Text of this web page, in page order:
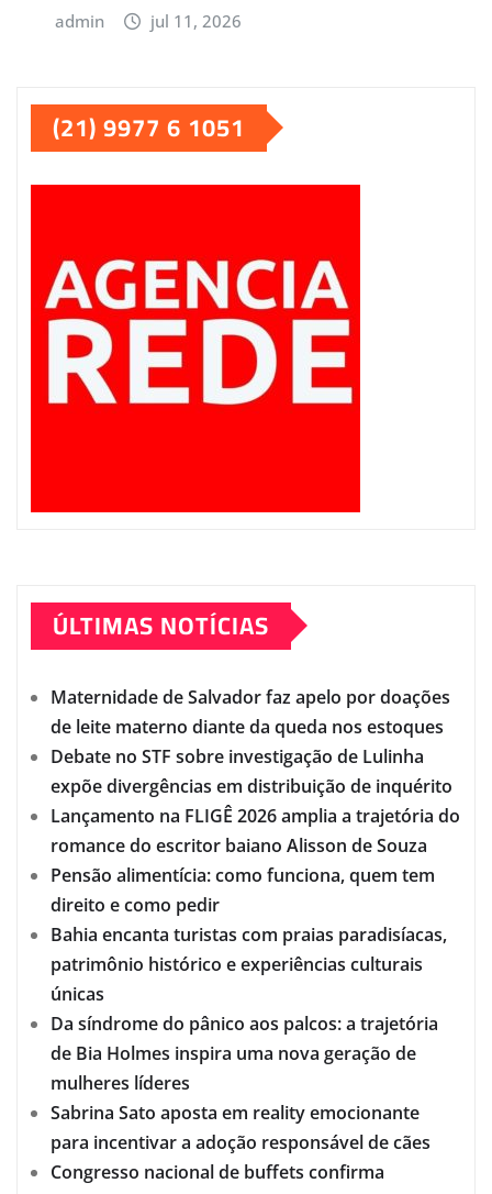
admin jul 11, 2026
(21) 9977 6 1051
ÚLTIMAS NOTÍCIAS
Maternidade de Salvador faz apelo por doações
de leite materno diante da queda nos estoques
Debate no STF sobre investigação de Lulinha
expõe divergências em distribuição de inquérito
Lançamento na FLIGÊ 2026 amplia a trajetória do
romance do escritor baiano Alisson de Souza
Pensão alimentícia: como funciona, quem tem
direito e como pedir
Bahia encanta turistas com praias paradisíacas,
patrimônio histórico e experiências culturais
únicas
Da síndrome do pânico aos palcos: a trajetória
de Bia Holmes inspira uma nova geração de
mulheres líderes
Sabrina Sato aposta em reality emocionante
para incentivar a adoção responsável de cães
Congresso nacional de buffets confirma